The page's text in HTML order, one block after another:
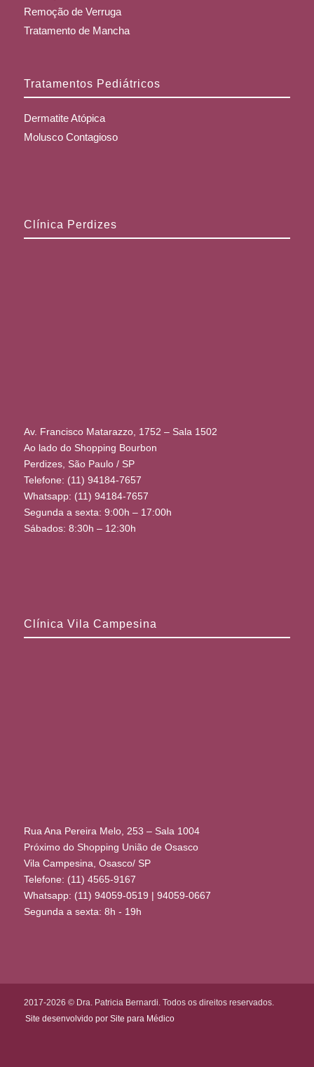
Remoção de Verruga
Tratamento de Mancha
Tratamentos Pediátricos
Dermatite Atópica
Molusco Contagioso
Clínica Perdizes
Av. Francisco Matarazzo, 1752 – Sala 1502
Ao lado do Shopping Bourbon
Perdizes, São Paulo / SP
Telefone: (11) 94184-7657
Whatsapp: (11) 94184-7657
Segunda a sexta: 9:00h – 17:00h
Sábados: 8:30h – 12:30h
Clínica Vila Campesina
Rua Ana Pereira Melo, 253 – Sala 1004
Próximo do Shopping União de Osasco
Vila Campesina, Osasco/ SP
Telefone: (11) 4565-9167
Whatsapp: (11) 94059-0519 | 94059-0667
Segunda a sexta: 8h - 19h
2017-2026 © Dra. Patricia Bernardi. Todos os direitos reservados.
Site desenvolvido por Site para Médico